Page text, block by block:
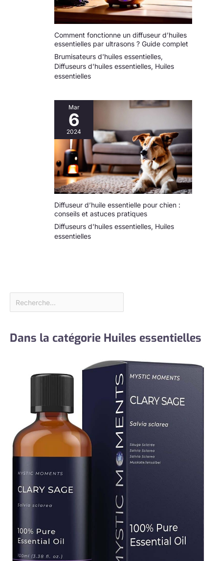
Comment fonctionne un diffuseur d’huiles
essentielles par ultrasons ? Guide complet
Brumisateurs d'huiles essentielles,
Diffuseurs d'huiles essentielles, Huiles
essentielles
Mar
6
2024
Diffuseur d’huile essentielle pour chien :
conseils et astuces pratiques
Diffuseurs d'huiles essentielles, Huiles
essentielles
Dans la catégorie Huiles essentielles